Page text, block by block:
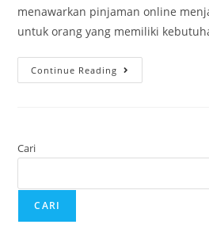
menawarkan pinjaman online
untuk orang yang memiliki
Continue Reading
Cari
CARI